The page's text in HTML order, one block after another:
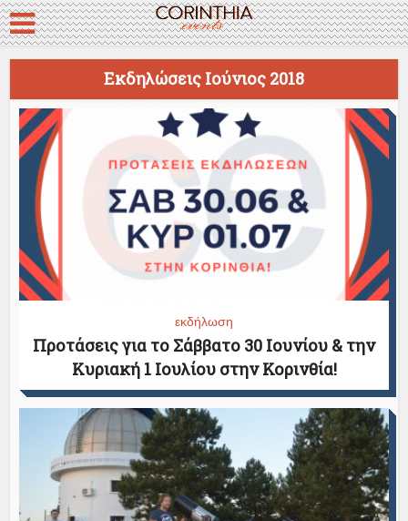
Εκδηλώσεις Ιούνιος 2018
εκδήλωση
Προτάσεις για το Σάββατο 30 Ιουνίου & την
Κυριακή 1 Ιουλίου στην Κορινθία!